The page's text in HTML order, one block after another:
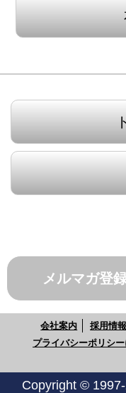
メルマガ登
会社案内 採用情報
プライバシーポリシ
Copyright ©